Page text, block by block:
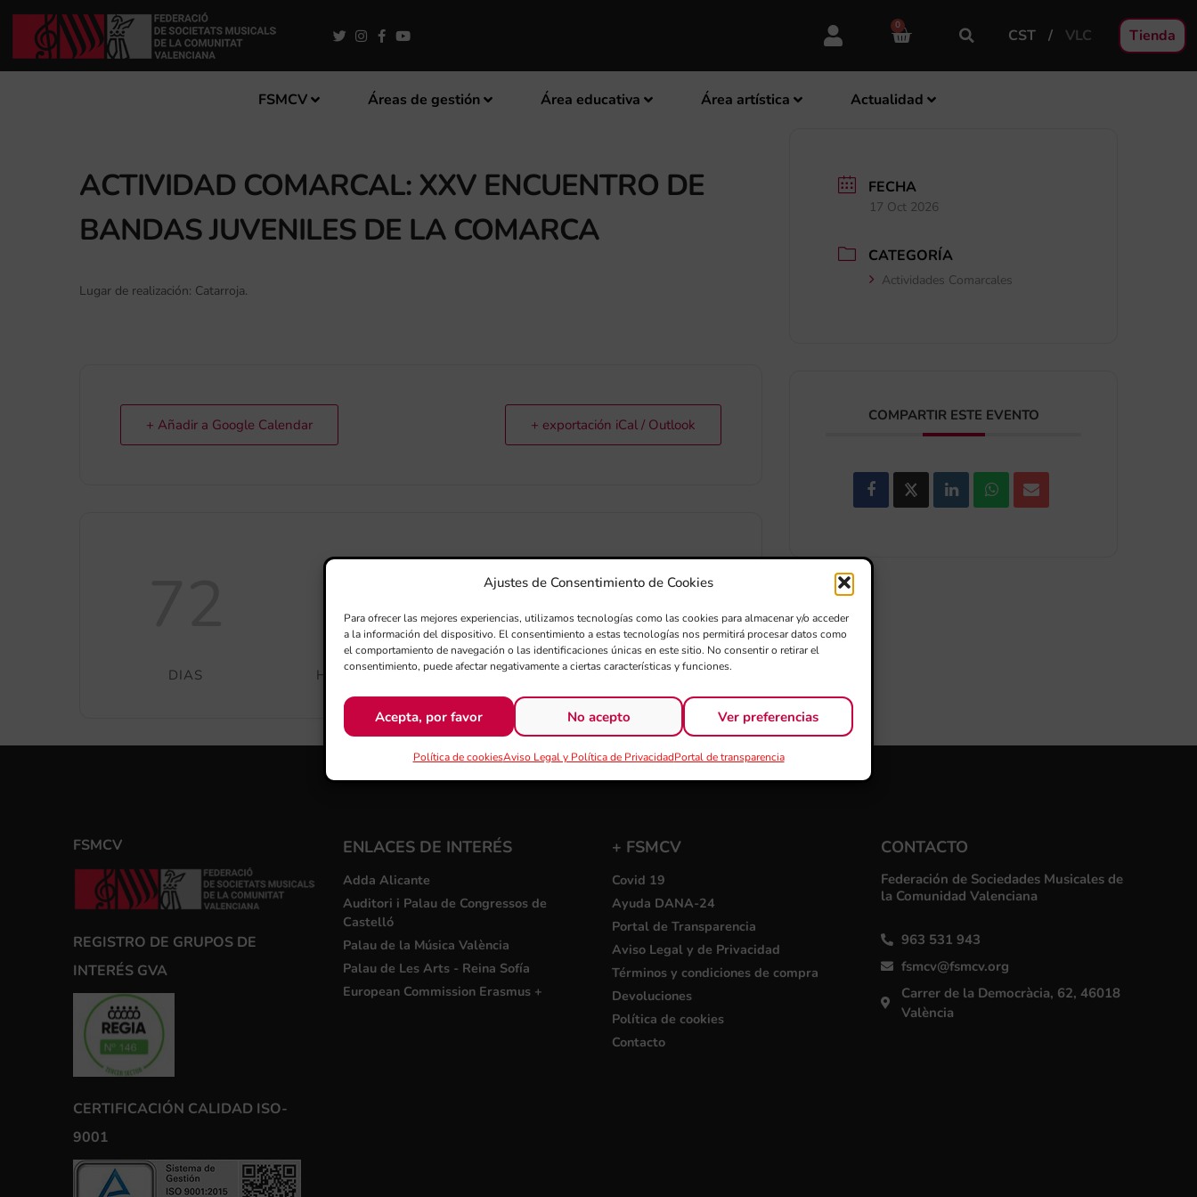
Ajustes de Consentimiento de Cookies
Para ofrecer las mejores experiencias, utilizamos tecnologías como las cookies para almacenar y/o acceder
a la información del dispositivo. El consentimiento a estas tecnologías nos permitirá procesar datos como
el comportamiento de navegación o las identificaciones únicas en este sitio. No consentir o retirar el
consentimiento, puede afectar negativamente a ciertas características y funciones.
Acepta, por favor No acepto Ver preferencias
Política de cookiesAviso Legal y Política de PrivacidadPortal de transparencia
0
CST VLC Tienda
FSMCV Áreas de gestión Área educativa Área artística Actualidad
ACTIVIDAD COMARCAL: XXV ENCUENTRO DE
BANDAS JUVENILES DE LA COMARCA
Lugar de realización: Catarroja.
+ Añadir a Google Calendar + exportación iCal / Outlook
DIAS
8
HORAS
4
MINUTOS
9
SEGUNDOS
FECHA
17 Oct 2026
CATEGORÍA
Actividades Comarcales
COMPARTIR ESTE EVENTO
FSMCV
REGISTRO DE GRUPOS DE
INTERÉS GVA
CERTIFICACIÓN CALIDAD ISO-
9001
ENLACES DE INTERÉS
Adda Alicante
Auditori i Palau de Congressos de
Castelló
Palau de la Música València
Palau de Les Arts - Reina Sofía
European Commission Erasmus +
+ FSMCV
Covid 19
Ayuda DANA-24
Portal de Transparencia
Aviso Legal y de Privacidad
Términos y condiciones de compra
Devoluciones
Política de cookies
Contacto
CONTACTO
Federación de Sociedades Musicales de
la Comunidad Valenciana
963 531 943
fsmcv@fsmcv.org
Carrer de la Democràcia, 62, 46018
València